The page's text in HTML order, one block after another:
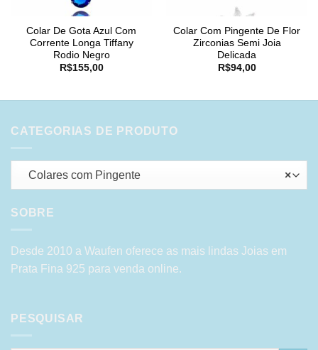
Colar De Gota Azul Com
Corrente Longa Tiffany
Rodio Negro
R$155,00
Colar Com Pingente De Flor
Zirconias Semi Joia
Delicada
R$94,00
CATEGORIAS DE PRODUTO
×
Colares com Pingente
SOBRE
Desde 2010 a Waufen oferece as mais lindas Joias em
Prata Fina 925 para venda online.
PESQUISAR